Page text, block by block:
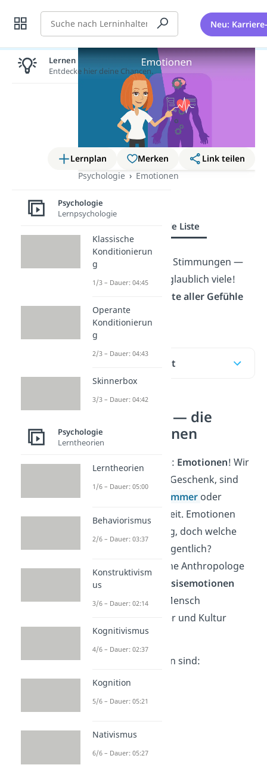
Suche Neu:
Lernplan Merken
Link teilen
Psychologie
Emotionen
Gefühle Liste
Gefühle Liste
Gefühle, Emotionen, Stimmungen —
davon haben wir unglaublich viele!
Liste aller Gefühle
bekommst du hier!
Inhaltsübersicht
Gefühle Liste — die
Grundemotionen
Jeder von uns hat sie: Emotionen! Wir
uns über ein Geschenk, sind
traurig
Liebeskummer oder
wütend
in einem Streit. Emotionen
erleben wir jeden Tag, doch welche
Emotionen gibt es eigentlich?
Der US-amerikanische Anthropologe
Paul Ekman
7 Basisemotionen
entdeckt, die jeder Mensch
unabhängig von Alter und Kultur
kennt.
Die 7 Basisemotionen sind:
Ärger/Wut
Trauer
Verachtung
Freude
Lernen lohnt sich!
Entdecke hier deine Chancen.
Psychologie
Lernpsychologie
Klassische
Konditionierun
g
1/3 – Dauer: 04:45
Operante
Konditionierun
g
2/3 – Dauer: 04:43
Skinnerbox
3/3 – Dauer: 04:42
Psychologie
Lerntheorien
Lerntheorien
1/6 – Dauer: 05:00
Behaviorismus
2/6 – Dauer: 03:37
Konstruktivism
us
3/6 – Dauer: 02:14
Kognitivismus
4/6 – Dauer: 02:37
Kognition
5/6 – Dauer: 05:21
Nativismus
6/6 – Dauer: 05:27